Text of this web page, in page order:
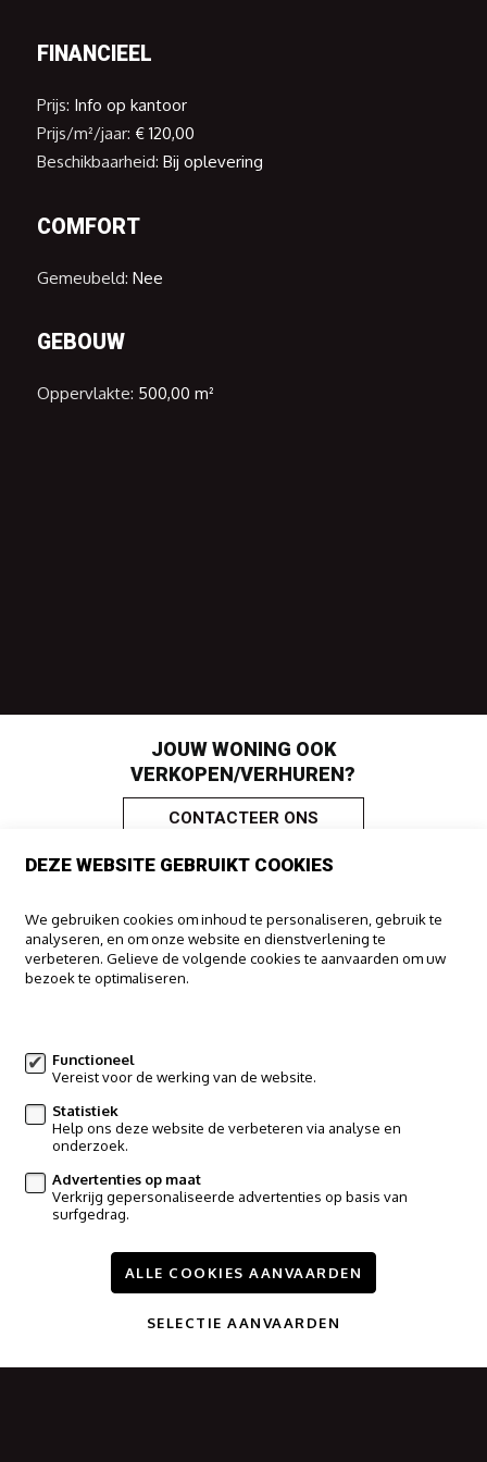
info@immoo.be.
FINANCIEEL
Prijs: Info op kantoor
Prijs/m²/jaar: € 120,00
Beschikbaarheid: Bij oplevering
COMFORT
Gemeubeld: Nee
GEBOUW
Oppervlakte: 500,00 m²
JOUW WONING OOK
VERKOPEN/VERHUREN?
CONTACTEER ONS
IMMOO
Haachtsesteenweg 322
1910 Kampenhout
Volg ons op:
Te koop Te huur
Wijzig cookie voorkeuren
website door FW4
DEZE WEBSITE GEBRUIKT COOKIES
We gebruiken cookies om inhoud te personaliseren, gebruik te
analyseren, en om onze website en dienstverlening te
verbeteren. Gelieve de volgende cookies te aanvaarden om uw
bezoek te optimaliseren.
Functioneel
Vereist voor de werking van de website.
Statistiek
Help ons deze website de verbeteren via analyse en
onderzoek.
Advertenties op maat
Verkrijg gepersonaliseerde advertenties op basis van
surfgedrag.
ALLE COOKIES AANVAARDEN
SELECTIE AANVAARDEN